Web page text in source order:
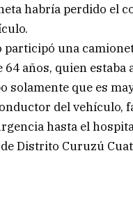
habría perdido el
una
años, quien
solamente que es
del vehículo,
hasta el
Distrito Curuzú